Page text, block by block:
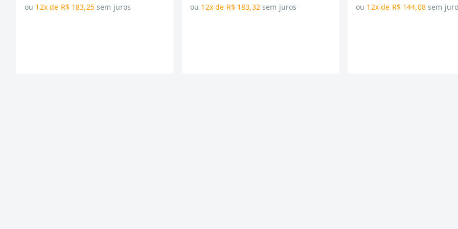
ou 12x de R$ 183,25 sem juros ou 12x de R$ 183,32 sem juros ou 12x de R$ 144,08 sem